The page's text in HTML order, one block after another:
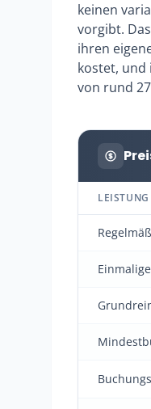
keinen
vorgibt.
ihren
kostet, und
von rund
LEISTUNG